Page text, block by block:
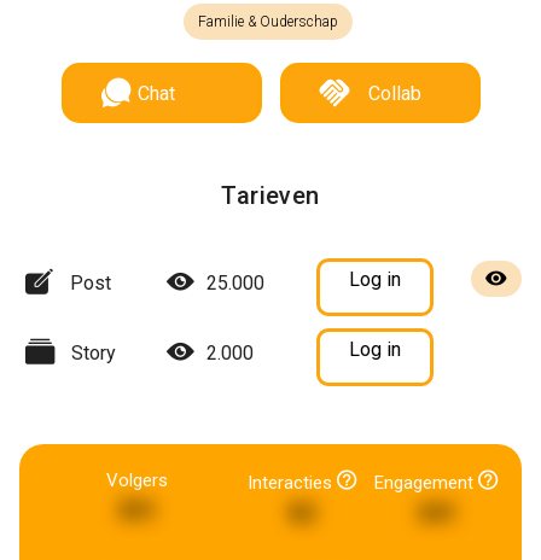
Familie & Ouderschap
Chat Collab
Tarieven
Post 25.000 Log in
Story 2.000 Log in
Volgers Interacties Engagement